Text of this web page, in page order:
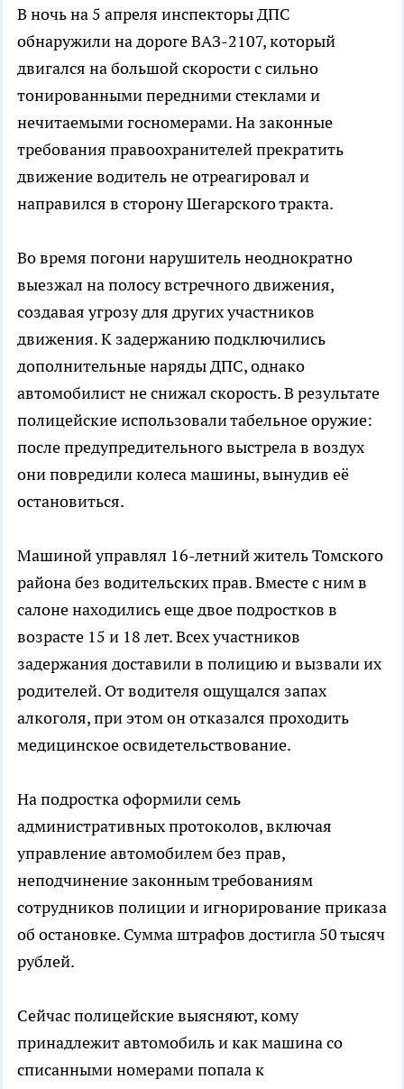
В ночь на 5 апреля инспекторы ДПС
обнаружили на дороге ВАЗ-2107, который
двигался на большой скорости с сильно
тонированными передними стеклами и
нечитаемыми госномерами. На законные
требования правоохранителей прекратить
движение водитель не отреагировал и
направился в сторону Шегарского тракта.
Во время погони нарушитель неоднократно
выезжал на полосу встречного движения,
создавая угрозу для других участников
движения. К задержанию подключились
дополнительные наряды ДПС, однако
автомобилист не снижал скорость. В результате
полицейские использовали табельное оружие:
после предупредительного выстрела в воздух
они повредили колеса машины, вынудив её
остановиться.
Машиной управлял 16-летний житель Томского
района без водительских прав. Вместе с ним в
салоне находились еще двое подростков в
возрасте 15 и 18 лет. Всех участников
задержания доставили в полицию и вызвали их
родителей. От водителя ощущался запах
алкоголя, при этом он отказался проходить
медицинское освидетельствование.
На подростка оформили семь
административных протоколов, включая
управление автомобилем без прав,
неподчинение законным требованиям
сотрудников полиции и игнорирование приказа
об остановке. Сумма штрафов достигла 50 тысяч
рублей.
Сейчас полицейские выясняют, кому
принадлежит автомобиль и как машина со
списанными номерами попала к